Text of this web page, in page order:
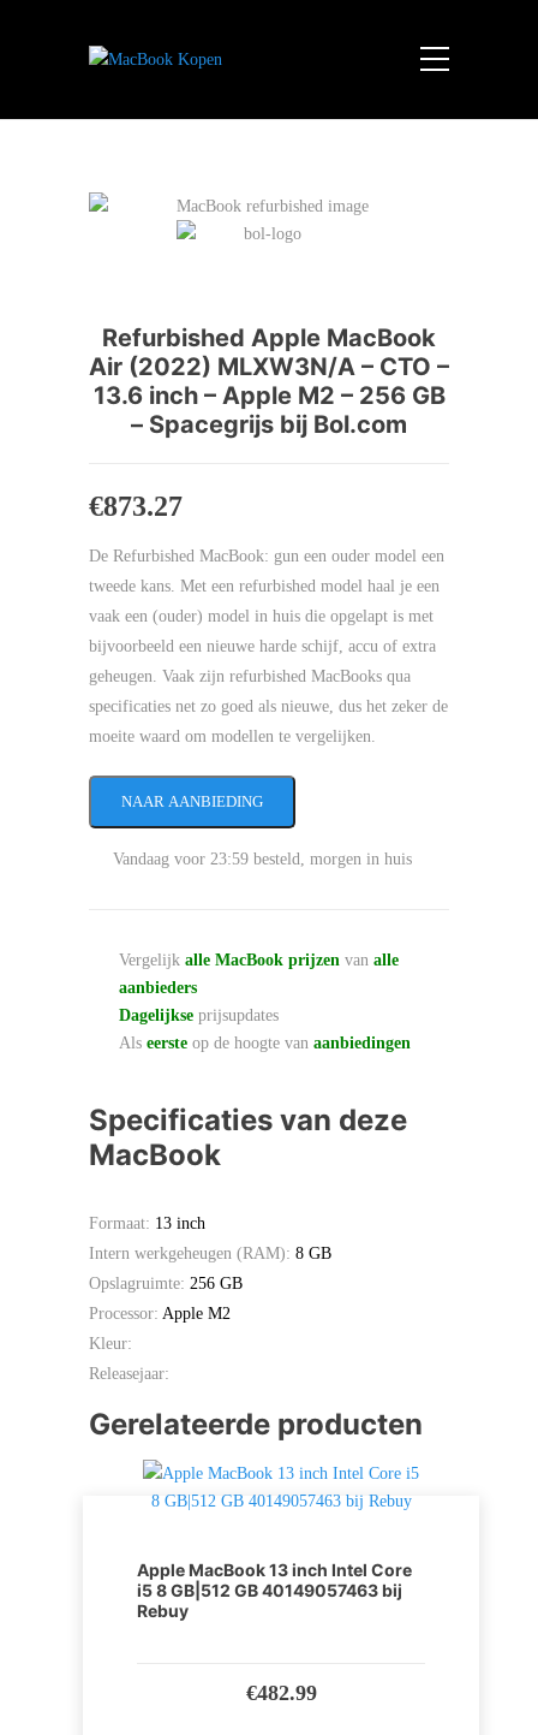
Refurbished Apple MacBook
Air (2022) MLXW3N/A – CTO –
13.6 inch – Apple M2 – 256 GB
– Spacegrijs bij Bol.com
€873.27
De Refurbished MacBook: gun een ouder model een
tweede kans. Met een refurbished model haal je een
vaak een (ouder) model in huis die opgelapt is met
bijvoorbeeld een nieuwe harde schijf, accu of extra
geheugen. Vaak zijn refurbished MacBooks qua
specificaties net zo goed als nieuwe, dus het zeker de
moeite waard om modellen te vergelijken.
NAAR AANBIEDING
Vandaag voor 23:59 besteld, morgen in huis
Vergelijk alle MacBook prijzen van alle
aanbieders
Dagelijkse prijsupdates
Als eerste op de hoogte van aanbiedingen
Specificaties van deze
MacBook
Formaat: 13 inch
Intern werkgeheugen (RAM): 8 GB
Opslagruimte: 256 GB
Processor: Apple M2
Kleur:
Releasejaar:
Gerelateerde producten
Apple MacBook 13 inch Intel Core
i5 8 GB|512 GB 40149057463 bij
Rebuy
€482.99